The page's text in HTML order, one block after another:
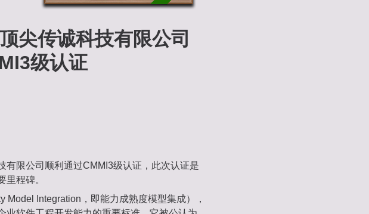
尖传诚科技有限公司
级认证
有限公司顺利通过CMMI3级认证，此次认证是
里程碑。
Model Integration，即能力成熟度模型集成），